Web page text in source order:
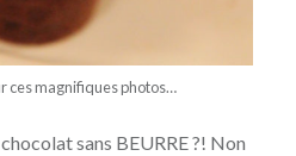
ces magnifiques photos…
sans BEURRE ?! Non